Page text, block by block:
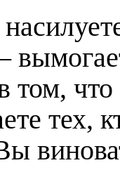
том,
тех,